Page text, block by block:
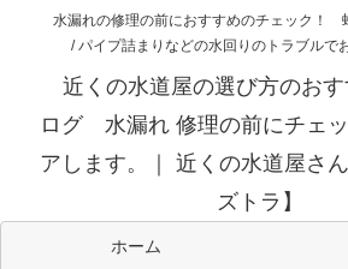
水漏れの修理の前におすすめのチェック！
/ パイプ詰まりなどの水回りのトラブルで
近くの水道屋の選び方のお
ログ 水漏れ 修理の前にチェ
アします。｜ 近くの水道屋さ
ズトラ】
ホーム